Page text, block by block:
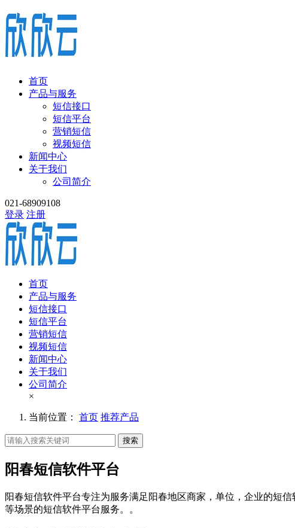
首页
产品与服务
短信接口
短信平台
营销短信
视频短信
新闻中心
关于我们
公司简介
021-68909108
登录 注册
首页
产品与服务
短信接口
短信平台
营销短信
视频短信
新闻中心
关于我们
公司简介
×
当前位置： 首页 推荐产品
搜索
阳春短信软件平台
阳春短信软件平台专注为服务满足阳春地区商家，单位，企业的短
等场景的短信软件平台服务。。